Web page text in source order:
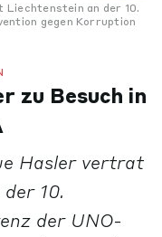
Liechtenstein an der 10.
gegen Korruption
zu Besuch in
Hasler vertrat
10.
der UNO-